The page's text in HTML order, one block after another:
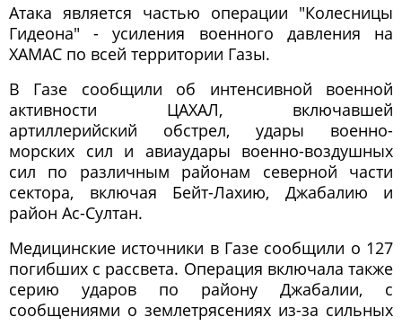
Атака является частью операции "Колесницы
Гидеона" - усиления военного давления на
ХАМАС по всей территории Газы.
В Газе сообщили об интенсивной военной
активности ЦАХАЛ, включавшей
артиллерийский обстрел, удары военно-
морских сил и авиаудары военно-воздушных
сил по различным районам северной части
сектора, включая Бейт-Лахию, Джабалию и
район Ас-Султан.
Медицинские источники в Газе сообщили о 127
погибших с рассвета. Операция включала также
серию ударов по району Джабалии, с
сообщениями о землетрясениях из-за сильных